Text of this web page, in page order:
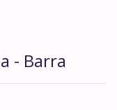
- Barra